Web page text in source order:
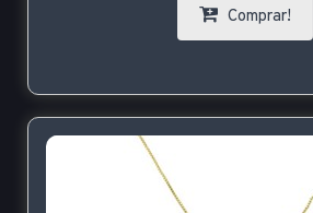
Comprar!